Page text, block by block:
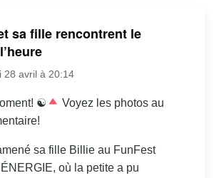
sa fille rencontrent le
28 avril à 20:14
☯
Voyez les photos au
sa fille Billie au FunFest
où la petite a pu